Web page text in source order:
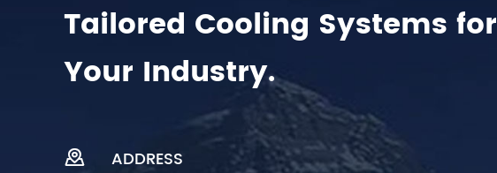
Tailored Cooling Systems for
Your Industry.
 ADDRESS